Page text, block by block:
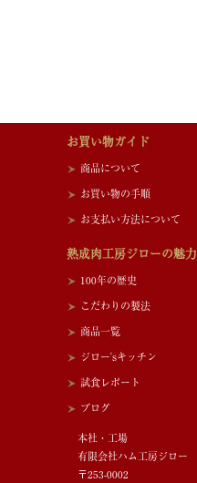
お買い物ガイド
商品について
お買い物の手順
お支払い方法について
熟成肉工房ジローの魅力
100年の歴史
こだわりの製法
商品一覧
ジロー'sキッチン
試食レポート
ブログ
本社・工場
有限会社ハム工房ジロー
〒253-0002